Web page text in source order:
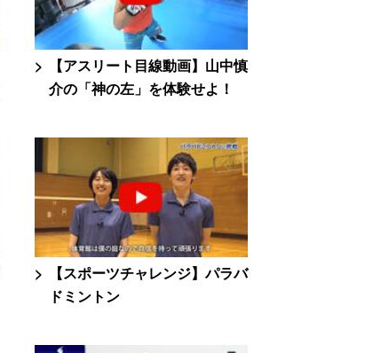
【アスリート目線動画】山中慎
介の「神の左」を体験せよ！
【スポーツチャレンジ】パラバ
ドミントン